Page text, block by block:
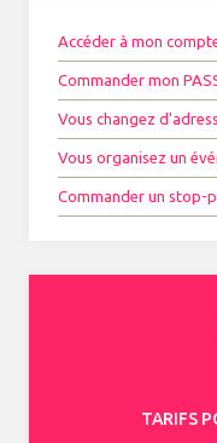
Accéder à mon
Commander mon
Vous changez
Vous organisez un
Commander un stop-
TARIFS